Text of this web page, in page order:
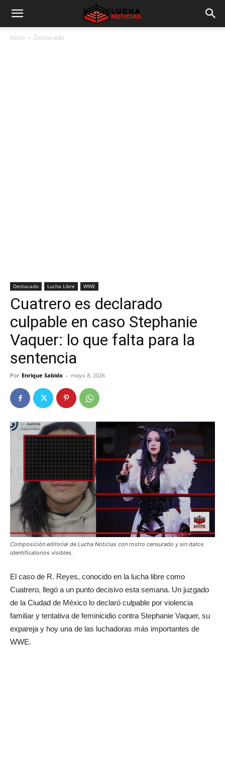
Inicio Destacado
Destacado Lucha Libre WWE
Cuatrero es declarado
culpable en caso Stephanie
Vaquer: lo que falta para la
sentencia
Por Enrique Sabido - mayo 8, 2026
Composición editorial de Lucha Noticias con rostro censurado y sin datos
identificatorios visibles.
El caso de R. Reyes, conocido en la lucha libre como
Cuatrero, llegó a un punto decisivo esta semana. Un juzgado
de la Ciudad de México lo declaró culpable por violencia
familiar y tentativa de feminicidio contra Stephanie Vaquer, su
expareja y hoy una de las luchadoras más importantes de
WWE.